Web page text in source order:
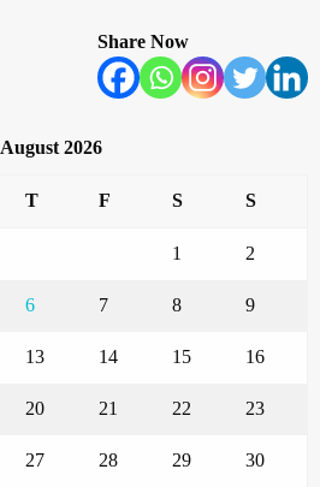
Share Now
August 2026
T F S S
1 2
6 7 8 9
13 14 15 16
20 21 22 23
27 28 29 30